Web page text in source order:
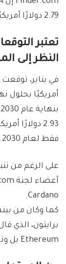
2.79 دولارًا أمريكيًا.
تعتبر
النظر إلى
فقط لعام 2030.
على الرغم من
Cardano.
كما وكان من
برايتون، الذي
Ethereum بل وتجاوزه”.